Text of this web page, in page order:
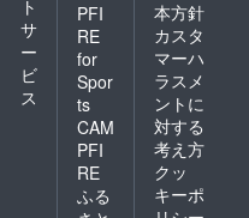
ト
サ
ー
ビ
ス
PFI
RE
for
Spor
ts
CAM
PFI
RE
ふる
本方針
カスタ
マーハ
ラスメ
ントに
対する
考え方
クッ
キーポ